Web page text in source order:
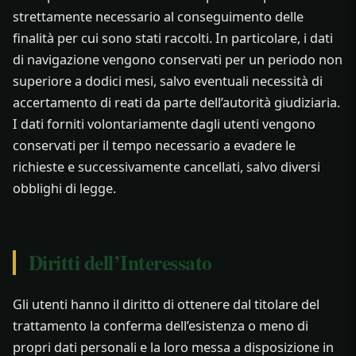
strettamente necessario al conseguimento delle
finalità per cui sono stati raccolti. In particolare, i dati
di navigazione vengono conservati per un periodo non
superiore a dodici mesi, salvo eventuali necessità di
accertamento di reati da parte dell’autorità giudiziaria.
I dati forniti volontariamente dagli utenti vengono
conservati per il tempo necessario a evadere le
richieste e successivamente cancellati, salvo diversi
obblighi di legge.
Diritti dell’Interessato
Gli utenti hanno il diritto di ottenere dal titolare del
trattamento la conferma dell’esistenza o meno di
propri dati personali e la loro messa a disposizione in